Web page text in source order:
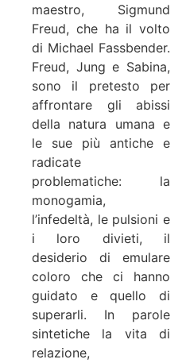
maestro, Sigmund
Freud, che ha il volto
di Michael Fassbender.
Freud, Jung e Sabina,
sono il pretesto per
affrontare gli abissi
della natura umana e
le sue più antiche e
radicate
problematiche: la
monogamia,
l’infedeltà, le pulsioni e
i loro divieti, il
desiderio di emulare
coloro che ci hanno
guidato e quello di
superarli. In parole
sintetiche la vita di
relazione,